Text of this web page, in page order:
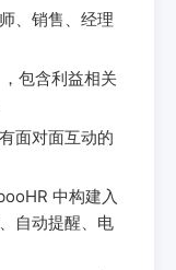
、销售、经理
包含利益相关
面对面互动的
中构建入
自动提醒、电